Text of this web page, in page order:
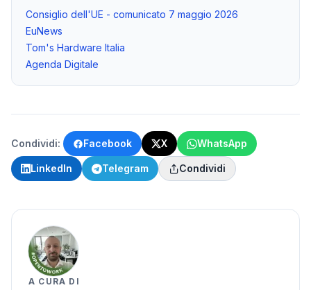
Consiglio dell'UE - comunicato 7 maggio 2026
EuNews
Tom's Hardware Italia
Agenda Digitale
Condividi: Facebook X WhatsApp
LinkedIn Telegram Condividi
A CURA DI